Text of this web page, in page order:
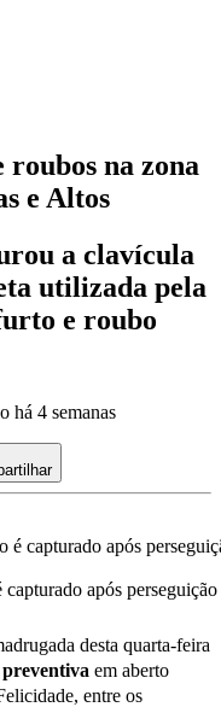
roubos na zona
e Altos
a clavícula
utilizada pela
e roubo
há 4 semanas
após perseguição
desta quarta-feira
preventiva em aberto
entre os